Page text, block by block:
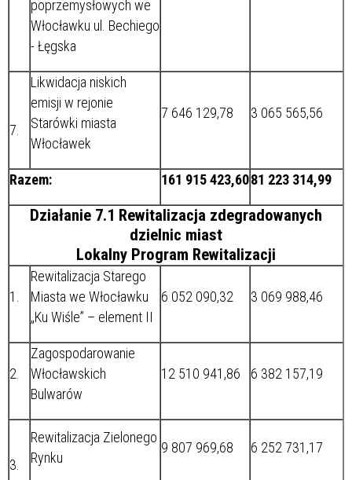
poprzemysłowych we
Włocławku ul. Bechiego
- Łęgska
7.
Likwidacja niskich
emisji w rejonie
Starówki miasta
Włocławek
7 646 129,78 3 065 565,56
Razem: 161 915 423,6081 223 314,99
Działanie 7.1 Rewitalizacja zdegradowanych
dzielnic miast
Lokalny Program Rewitalizacji
1.
Rewitalizacja Starego
Miasta we Włocławku
„Ku Wiśle” – element II
6 052 090,32 3 069 988,46
2.
Zagospodarowanie
Włocławskich
Bulwarów
12 510 941,86 6 382 157,19
3.
Rewitalizacja Zielonego
Rynku
9 807 969,68 6 252 731,17